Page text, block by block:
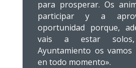
para prosperar. Os
participar y a
oportunidad porque,
vais a estar
Ayuntamiento os vamos
en todo momento».